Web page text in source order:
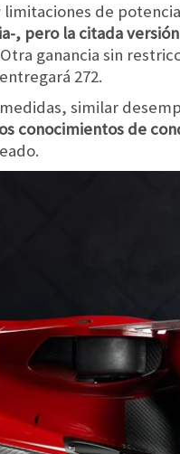
de
, pero la citada
Otra ganancia sin
272.
similar
conocimientos de